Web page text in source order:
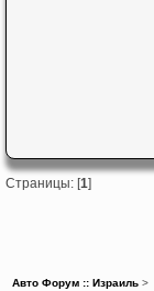
Страницы: [1]
Авто Форум :: Израиль >